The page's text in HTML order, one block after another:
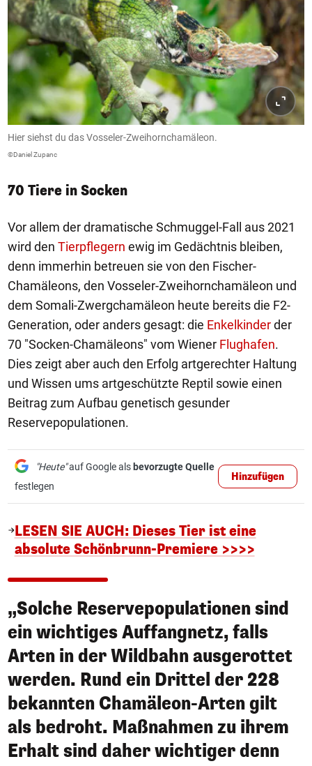
Hier siehst du das Vosseler-Zweihornchamäleon.
©Daniel Zupanc
70 Tiere in Socken
Vor allem der dramatische Schmuggel-Fall aus 2021
wird den Tierpflegern ewig im Gedächtnis bleiben,
denn immerhin betreuen sie von den Fischer-
Chamäleons, den Vosseler-Zweihornchamäleon und
dem Somali-Zwergchamäleon heute bereits die F2-
Generation, oder anders gesagt: die Enkelkinderder
70 "Socken-Chamäleons" vom Wiener Flughafen.
Dies zeigt aber auch den Erfolg artgerechter Haltung
und Wissen ums artgeschützte Reptil sowie einen
Beitrag zum Aufbau genetisch gesunder
Reservepopulationen.
"Heute"auf Google als bevorzugte Quelle
festlegen
Hinzufügen
LESEN SIE AUCH: Dieses Tier ist eine
absolute Schönbrunn-Premiere >>>>
„Solche Reservepopulationen sind
ein wichtiges Auffangnetz, falls
Arten in der Wildbahn ausgerottet
werden. Rund ein Drittel der 228
bekannten Chamäleon-Arten gilt
als bedroht. Maßnahmen zu ihrem
Erhalt sind daher wichtiger denn